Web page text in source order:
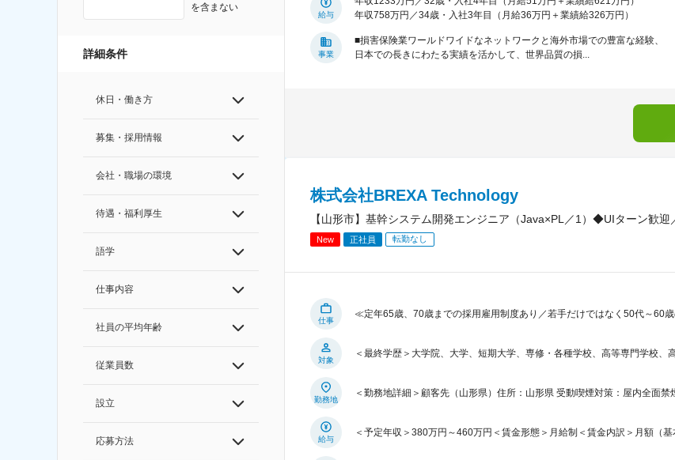
を含まない
詳細条件
休日・働き方
募集・採用情報
会社・職場の環境
待遇・福利厚生
語学
仕事内容
社員の平均年齢
従業員数
設立
応募方法
給与
年収758万円／34歳・入社3年目（月給36万円＋業績給326万円）
事業
■損害保険業ワールドワイドなネットワークと海外市場での豊富な経験、
日本での長きにわたる実績を活かして、世界品質の損...
株式会社BREXA Technology
【山形市】基幹システム開発エンジニア（Java×PL／1）◆UIターン歓
New 正社員 転勤なし
仕事
≪定年65歳、70歳までの採用雇用制度あり／若手だけではなく50代～60
対象
＜最終学歴＞大学院、大学、短期大学、専修・各種学校、高等専門学校、
勤務地
＜勤務地詳細＞顧客先（山形県）住所：山形県 受動喫煙対策：屋内全面
給与
＜予定年収＞380万円～460万円＜賃金形態＞月給制＜賃金内訳＞月額（